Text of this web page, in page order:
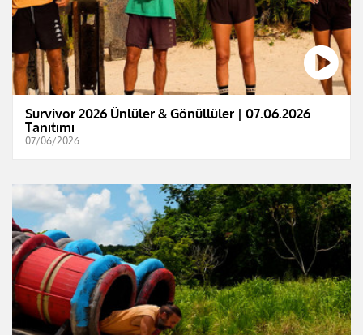
Survivor 2026 Ünlüler & Gönüllüler | 07.06.2026
Tanıtımı
07/06/2026